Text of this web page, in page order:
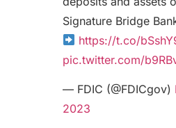
Signature Bridge
https://t.co/
pic.twitter.com/
— FDIC (@FDICgov)
2023